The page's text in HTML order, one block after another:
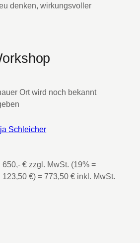
denken, wirkungsvoller
Ort wird noch bekannt
Schleicher
650,‑ € zzgl. MwSt. (19% =
123,50 €) = 773,50 € inkl. MwSt.